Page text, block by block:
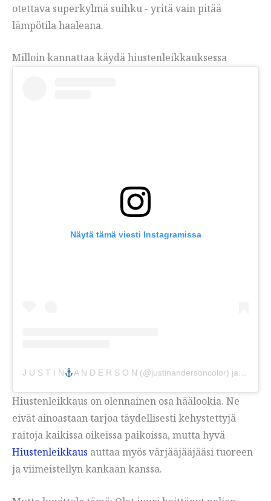
otettava superkylmä suihku - yritä vain pitää
lämpötila haaleana.
Milloin kannattaa käydä hiustenleikkauksessa
Näytä tämä viesti Instagramissa
J U S T I N A N D E R S O N (@justinandersoncolor) jakama viesti.
Hiustenleikkaus on olennainen osa häälookia. Ne
eivät ainoastaan tarjoa täydellisesti kehystettyjä
raitoja kaikissa oikeissa paikoissa, mutta hyvä
Hiustenleikkaus auttaa myös värjääjääjääsi tuoreen
ja viimeistellyn kankaan kanssa.